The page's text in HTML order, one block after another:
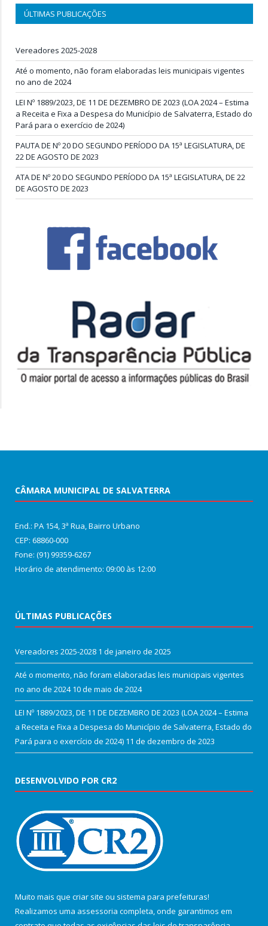
ÚLTIMAS PUBLICAÇÕES
Vereadores 2025-2028
Até o momento, não foram elaboradas leis municipais vigentes
no ano de 2024
LEI Nº 1889/2023, DE 11 DE DEZEMBRO DE 2023 (LOA 2024 – Estima
a Receita e Fixa a Despesa do Município de Salvaterra, Estado do
Pará para o exercício de 2024)
PAUTA DE Nº 20 DO SEGUNDO PERÍODO DA 15ª LEGISLATURA, DE
22 DE AGOSTO DE 2023
ATA DE Nº 20 DO SEGUNDO PERÍODO DA 15ª LEGISLATURA, DE 22
DE AGOSTO DE 2023
CÂMARA MUNICIPAL DE SALVATERRA
End.: PA 154, 3ª Rua, Bairro Urbano
CEP: 68860‑000
Fone: (91) 99359-6267
Horário de atendimento: 09:00 às 12:00
ÚLTIMAS PUBLICAÇÕES
Vereadores 2025-2028 1 de janeiro de 2025
Até o momento, não foram elaboradas leis municipais vigentes
no ano de 2024 10 de maio de 2024
LEI Nº 1889/2023, DE 11 DE DEZEMBRO DE 2023 (LOA 2024 – Estima
a Receita e Fixa a Despesa do Município de Salvaterra, Estado do
Pará para o exercício de 2024) 11 de dezembro de 2023
DESENVOLVIDO POR CR2
Muito mais que criar site ou sistema para prefeituras!
Realizamos uma assessoria completa, onde garantimos em